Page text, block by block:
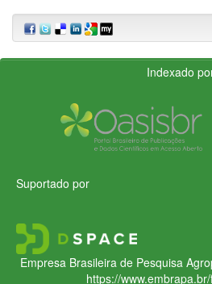
Indexado
Suportado por
Empresa Brasileira de Pesquisa
https://